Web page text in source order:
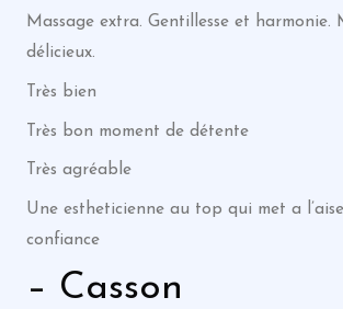
Massage extra. Gentillesse et harmonie.
délicieux.
Très bien
Très bon moment de détente
Très agréable
Une estheticienne au top qui met a
confiance
– Casson